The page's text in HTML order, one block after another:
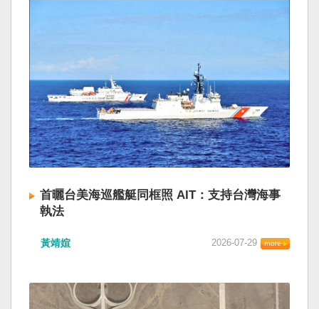
首曬台美海巡艦艇同框照 AIT：支持台灣海事
執法
黃靖媗 2026-07-29